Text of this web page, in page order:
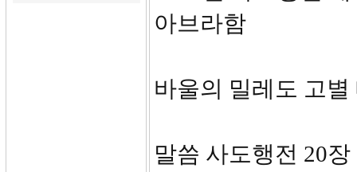
아브라함
바울의 밀레도 고별
말씀 사도행전 20장